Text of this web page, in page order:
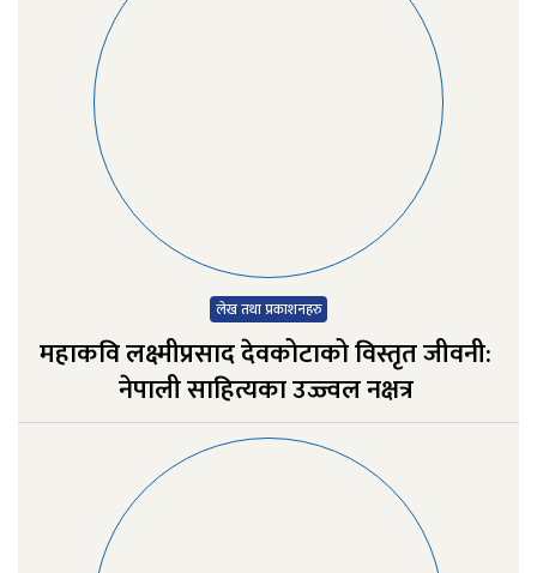
लेख तथा प्रकाशनहरु
महाकवि लक्ष्मीप्रसाद देवकोटाको विस्तृत जीवनी:
नेपाली साहित्यका उज्ज्वल नक्षत्र